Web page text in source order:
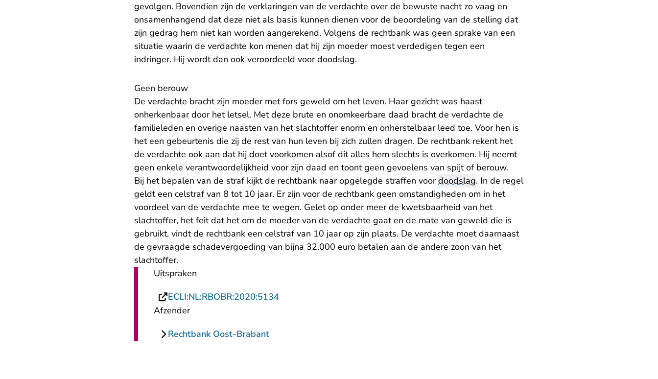
gevolgen. Bovendien zijn de verklaringen van de verdachte over de bewuste nacht zo vaag en
onsamenhangend dat deze niet als basis kunnen dienen voor de beoordeling van de stelling dat
zijn gedrag hem niet kan worden aangerekend. Volgens de rechtbank was geen sprake van een
situatie waarin de verdachte kon menen dat hij zijn moeder moest verdedigen tegen een
indringer. Hij wordt dan ook veroordeeld voor doodslag.
Geen berouw
De verdachte bracht zijn moeder met fors geweld om het leven. Haar gezicht was haast
onherkenbaar door het letsel. Met deze brute en onomkeerbare daad bracht de verdachte de
familieleden en overige naasten van het slachtoffer enorm en onherstelbaar leed toe. Voor hen is
het een gebeurtenis die zij de rest van hun leven bij zich zullen dragen. De rechtbank rekent het
de verdachte ook aan dat hij doet voorkomen alsof dit alles hem slechts is overkomen. Hij neemt
geen enkele verantwoordelijkheid voor zijn daad en toont geen gevoelens van spijt of berouw.
Bij het bepalen van de straf kijkt de rechtbank naar opgelegde straffen voordoodslag. In de regel
geldt een celstraf van 8 tot 10 jaar. Er zijn voor de rechtbank geen omstandigheden om in het
voordeel van de verdachte mee te wegen. Gelet op onder meer de kwetsbaarheid van het
slachtoffer, het feit dat het om de moeder van de verdachte gaat en de mate van geweld die is
gebruikt, vindt de rechtbank een celstraf van 10 jaar op zijn plaats. De verdachte moet daarnaast
de gevraagde schadevergoeding van bijna 32.000 euro betalen aan de andere zoon van het
slachtoffer.
Uitspraken
ECLI:NL:RBOBR:2020:5134- U verlaat Rechtspraak.nl
Afzender
Rechtbank Oost-Brabant